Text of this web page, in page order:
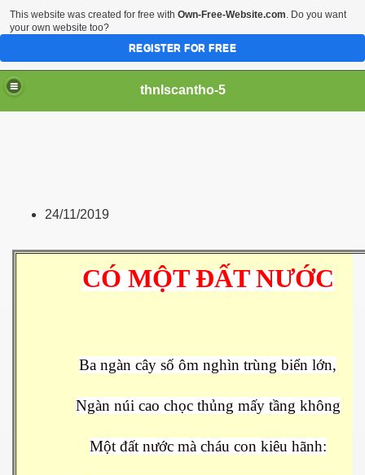
thnlscantho-5
24/11/2019
CÓ MỘT ĐẤT NƯỚC
Ba ngàn cây số ôm nghìn trùng biển lớn,
Ngàn núi cao chọc thủng mấy tầng không
Một đất nước mà cháu con kiêu hãnh:
This website was created for free with Own-Free-Website.com. Do you want
your own website too?
REGISTER FOR FREE